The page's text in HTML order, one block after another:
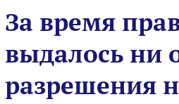
За время
выдалось ни
разрешения